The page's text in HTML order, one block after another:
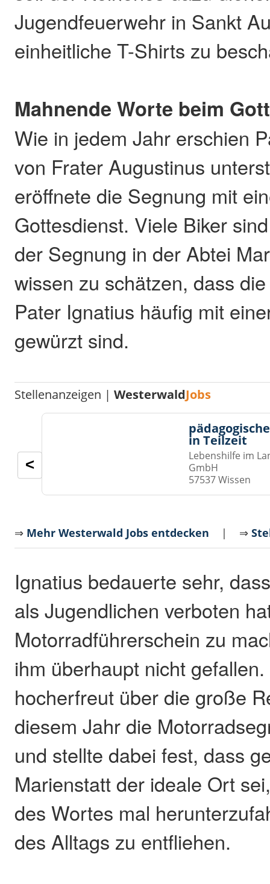
Jugendfeuerwehr in Sankt
einheitliche T-Shirts zu
Mahnende Worte beim
Wie in jedem Jahr erschien
von Frater Augustinus
eröffnete die Segnung mit
Gottesdienst. Viele Biker
der Segnung in der Abtei
wissen zu schätzen, dass
Pater Ignatius häufig mit
gewürzt sind.
Stellenanzeigen |WesterwaldJobs
in Teilzeit
Lebenshilfe im
GmbH
57537 Wissen
<
⇒ Mehr Westerwald Jobs entdecken | ⇒
Ignatius bedauerte sehr,
als Jugendlichen verboten
Motorradführerschein zu
ihm überhaupt nicht
hocherfreut über die große
diesem Jahr die
und stellte dabei fest, dass
Marienstatt der ideale Ort
des Wortes mal
des Alltags zu entfliehen.